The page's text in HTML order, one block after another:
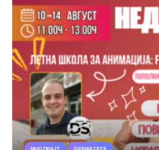
МЦО ПРАЈТ ОХРИД СЕГА